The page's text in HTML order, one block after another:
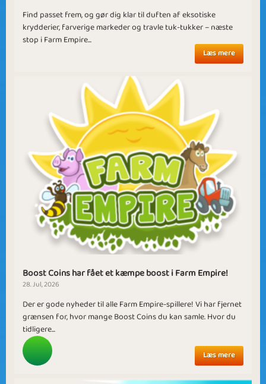
Find passet frem, og gør dig klar til duften af eksotiske
krydderier, farverige markeder og travle tuk-tukker – næste
stop i Farm Empire...
Læs mere
Boost Coins har fået et kæmpe boost i Farm Empire!
28. Jul, 2026
Der er gode nyheder til alle Farm Empire-spillere! Vi har fjernet
grænsen for, hvor mange Boost Coins du kan samle. Hvor du
tidligere...
Læs mere